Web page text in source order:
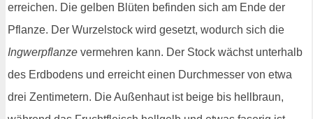
erreichen. Die gelben Blüten befinden sich am Ende der
Pflanze. Der Wurzelstock wird gesetzt, wodurch sich die
Ingwerpflanze vermehren kann. Der Stock wächst unterhalb
des Erdbodens und erreicht einen Durchmesser von etwa
drei Zentimetern. Die Außenhaut ist beige bis hellbraun,